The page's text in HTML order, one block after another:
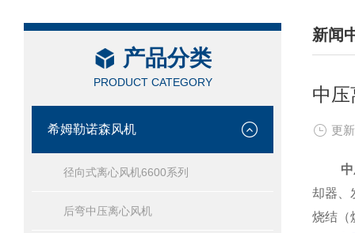
产品分类
PRODUCT CATEGORY
希姆勒诺森风机
径向式离心风机6600系列
后弯中压离心风机
新闻
/
中
更
却器、
烧结（